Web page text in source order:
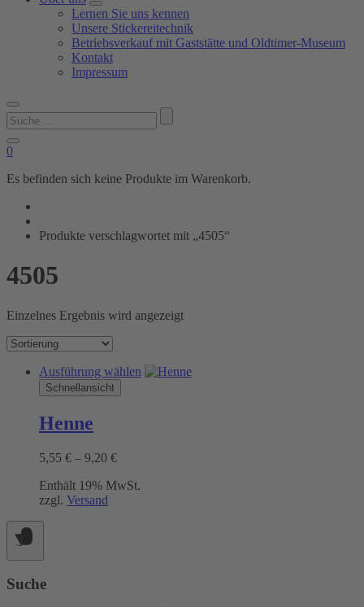
Lernen Sie uns kennen
Unsere Stickereitechnik
Betriebsverkauf mit Gaststätte und Oldtimer-Museum
Kontakt
Impressum
Suchen
nach:
0
Es befinden sich keine Produkte im Warenkorb.
Produkte verschlagwortet mit „4505“
4505
Einzelnes Ergebnis wird angezeigt
Ausführung wählen Dieses
Schnellansicht
Henne
5,55 € – 9,20 €Preisspanne:
bis
Enthält 19% MwSt.
zzgl. Versand
Suche